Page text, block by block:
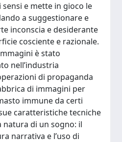
e mette in gioco le
a suggestionare e
inconscia e desiderante
cosciente e razionale.
è stato
nell’industria
di propaganda
di immagini per
immune da certi
caratteristiche tecniche
natura di un sogno: il
narrativa e l’uso di